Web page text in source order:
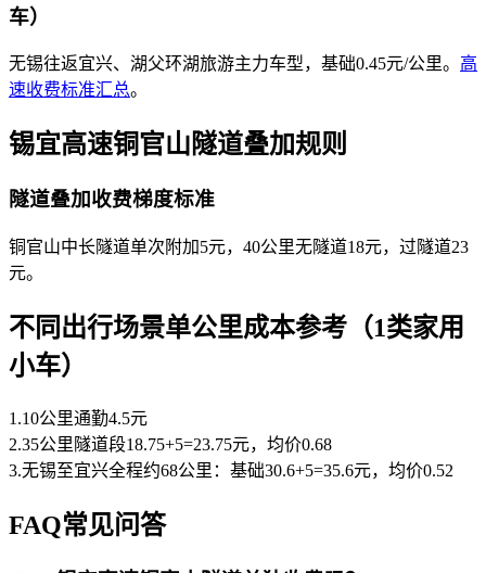
车）
无锡往返宜兴、湖父环湖旅游主力车型，基础0.45元/公里。 高
速收费标准汇总。
锡宜高速铜官山隧道叠加规则
隧道叠加收费梯度标准
铜官山中长隧道单次附加5元，40公里无隧道18元，过隧道23
元。
不同出行场景单公里成本参考（1类家用
小车）
1.10公里通勤4.5元
2.35公里隧道段18.75+5=23.75元，均价0.68
3.无锡至宜兴全程约68公里：基础30.6+5=35.6元，均价0.52
FAQ常见问答